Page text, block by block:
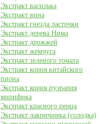
Экстракт василька
Экстракт вина
Экстракт гнезда ласточки
Экстракт дерева Нима
Экстракт дрожжей
Экстракт жемчуга
Экстракт зеленого томата
Экстракт корня китайского
пиона
Экстракт корня пуэрария
мирифика
Экстракт красного перца
Экстракт лакричника (солодка)